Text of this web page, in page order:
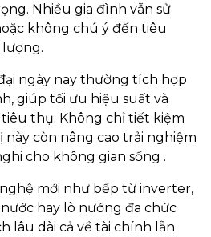
Nhiều gia đình vẫn sử
không chú ý đến tiêu
ngày nay thường tích hợp
giúp tối ưu hiệu suất và
thụ. Không chỉ tiết kiệm
còn nâng cao trải nghiệm
cho không gian sống .
mới như bếp từ inverter,
hay lò nướng đa chức
lâu dài cả về tài chính lẫn